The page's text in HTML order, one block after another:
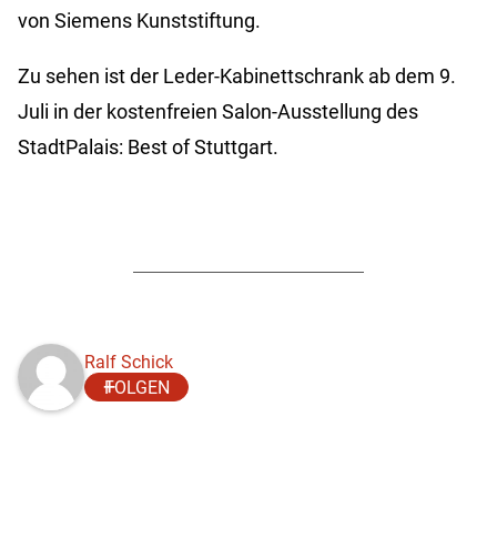
von Siemens Kunststiftung.
Zu sehen ist der Leder-Kabinettschrank ab dem 9.
Juli in der kostenfreien Salon-Ausstellung des
StadtPalais: Best of Stuttgart.
Ralf Schick
FOLGEN